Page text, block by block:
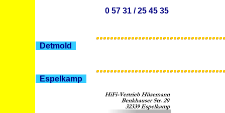
0 57 31 / 25 45 35
Detmold
Espelkamp